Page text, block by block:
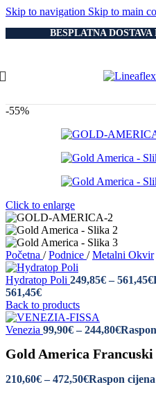
Skip to navigation Skip to main
BESPLATNA
-55%
Click to enlarge
Početna / Podnice / Metalni Okvir
Hydratop Poli 249,85€ – 561,45€
561,45€
Back to products
Venezia 99,90€ – 244,80€
Gold America Francuski
210,60€ – 472,50€Raspon